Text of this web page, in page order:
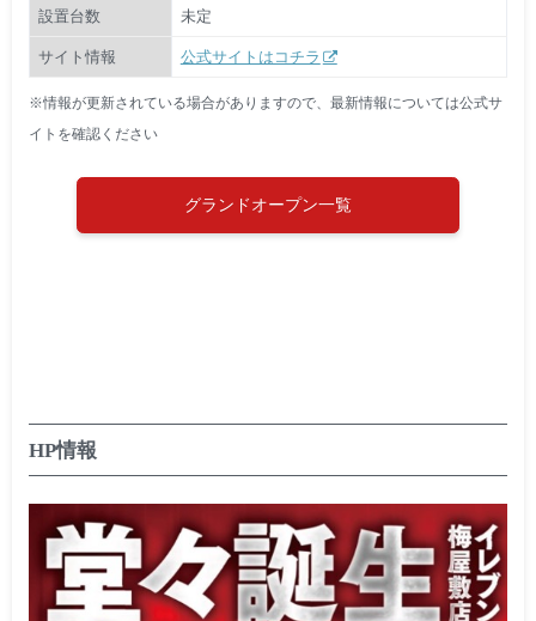
設置台数 未定
サイト情報 公式サイトはコチラ
※情報が更新されている場合がありますので、最新情報については公式サ
イトを確認ください
グランドオープン一覧
HP情報